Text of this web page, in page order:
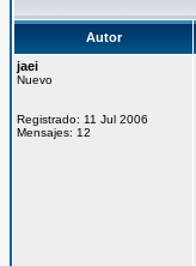
Autor
jaei
Nuevo
Registrado: 11 Jul 2006
Mensajes: 12